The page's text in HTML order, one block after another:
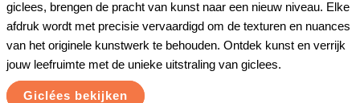
giclees, brengen de pracht van kunst naar een nieuw niveau. Elke
afdruk wordt met precisie vervaardigd om de texturen en nuances
van het originele kunstwerk te behouden. Ontdek kunst en verrijk
jouw leefruimte met de unieke uitstraling van giclees.
Giclées bekijken